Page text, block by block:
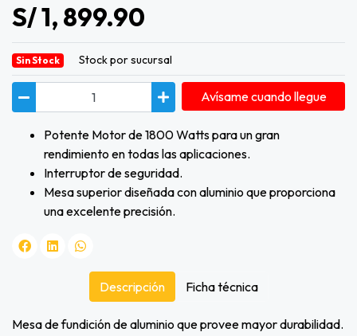
S/ 1, 899.90
Sin Stock Stock por sucursal
Avísame cuando llegue
Potente Motor de 1800 Watts para un gran
rendimiento en todas las aplicaciones.
Interruptor de seguridad.
Mesa superior diseñada con aluminio que proporciona
una excelente precisión.
Mesa de fundición de aluminio que provee mayor durabilidad.
Descripción Ficha técnica